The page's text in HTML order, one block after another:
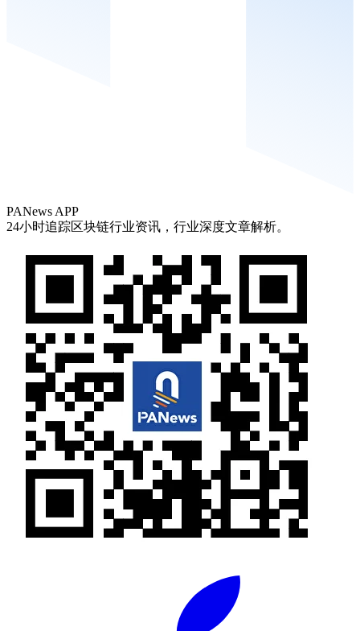
PANews APP
24小时追踪区块链行业资讯，行业深度文章解析。